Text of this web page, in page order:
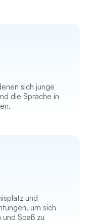
sich junge
die Sprache in
und
um sich
Spaß zu